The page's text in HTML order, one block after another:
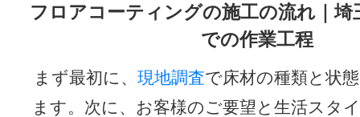
フロアコーティングの施工の流れ｜埼
での作業工程
まず最初に、 現地調査で床材の種類と状
ます。次に、お客様のご要望と生活スタ